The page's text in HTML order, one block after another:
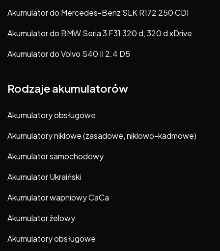
Akumulator do Mercedes-Benz SLK R172 250 CDI
Akumulator do BMW Seria 3 F31 320 d, 320 d xDrive
Akumulator do Volvo S40 II 2.4 D5
Rodzaje akumulatorów
Akumulatory obsługowe
Akumulatory niklowe (zasadowe, niklowo-kadmowe)
Akumulator samochodowy
Akumulator Ukraiński
Akumulator wapniowy CaCa
Akumulator żelowy
Akumulatory obsługowe